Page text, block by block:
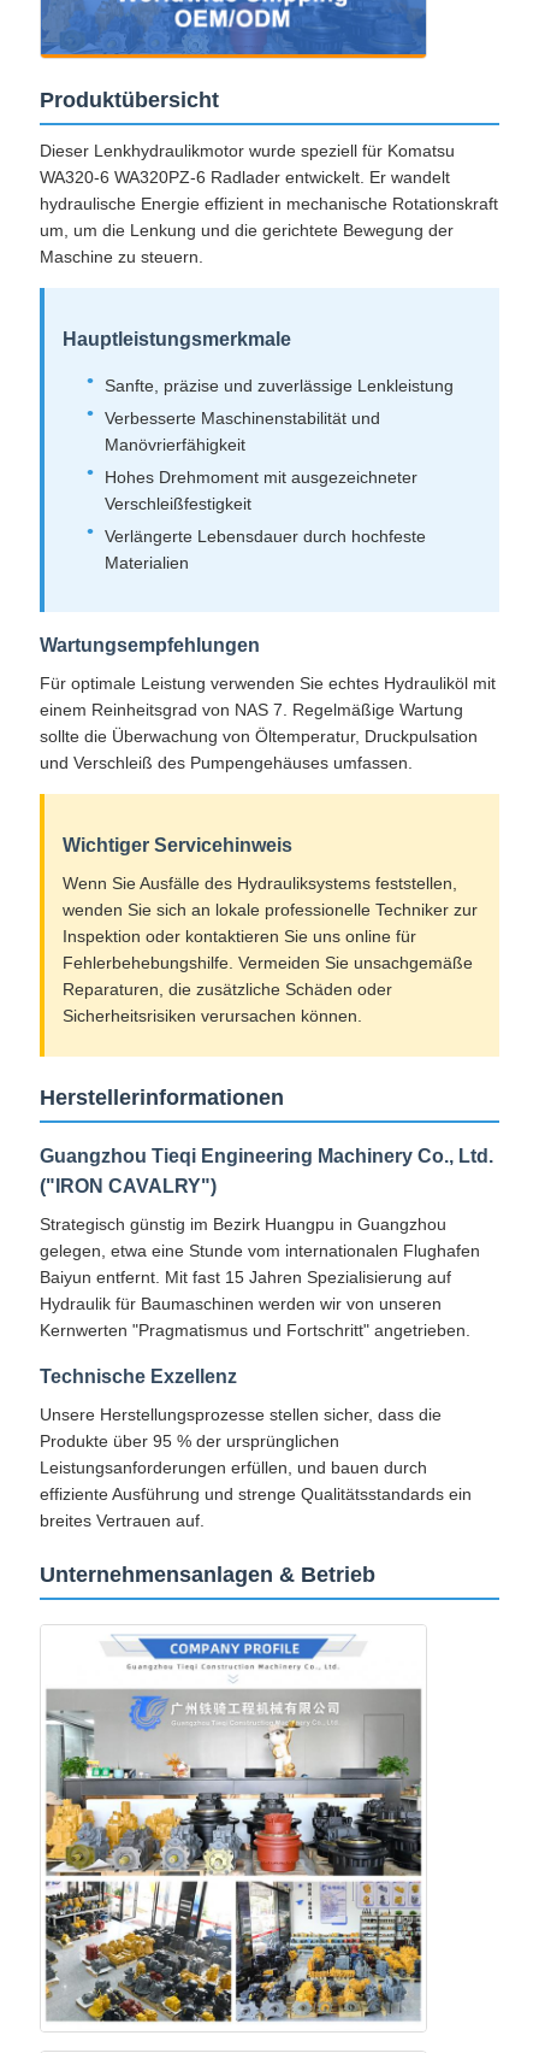
Produktübersicht
Dieser Lenkhydraulikmotor wurde speziell für Komatsu
WA320-6 WA320PZ-6 Radlader entwickelt. Er wandelt
hydraulische Energie effizient in mechanische Rotationskraft
um, um die Lenkung und die gerichtete Bewegung der
Maschine zu steuern.
Hauptleistungsmerkmale
Sanfte, präzise und zuverlässige Lenkleistung
Verbesserte Maschinenstabilität und
Manövrierfähigkeit
Hohes Drehmoment mit ausgezeichneter
Verschleißfestigkeit
Verlängerte Lebensdauer durch hochfeste
Materialien
Wartungsempfehlungen
Für optimale Leistung verwenden Sie echtes Hydrauliköl mit
einem Reinheitsgrad von NAS 7. Regelmäßige Wartung
sollte die Überwachung von Öltemperatur, Druckpulsation
und Verschleiß des Pumpengehäuses umfassen.
Wichtiger Servicehinweis
Wenn Sie Ausfälle des Hydrauliksystems feststellen,
wenden Sie sich an lokale professionelle Techniker zur
Inspektion oder kontaktieren Sie uns online für
Fehlerbehebungshilfe. Vermeiden Sie unsachgemäße
Reparaturen, die zusätzliche Schäden oder
Sicherheitsrisiken verursachen können.
Herstellerinformationen
Guangzhou Tieqi Engineering Machinery Co., Ltd.
("IRON CAVALRY")
Strategisch günstig im Bezirk Huangpu in Guangzhou
gelegen, etwa eine Stunde vom internationalen Flughafen
Baiyun entfernt. Mit fast 15 Jahren Spezialisierung auf
Hydraulik für Baumaschinen werden wir von unseren
Kernwerten "Pragmatismus und Fortschritt" angetrieben.
Technische Exzellenz
Unsere Herstellungsprozesse stellen sicher, dass die
Produkte über 95 % der ursprünglichen
Leistungsanforderungen erfüllen, und bauen durch
effiziente Ausführung und strenge Qualitätsstandards ein
breites Vertrauen auf.
Unternehmensanlagen & Betrieb